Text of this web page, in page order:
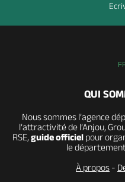
QUI
Nous sommes l’agence
l’attractivité de l’Anjou,
RSE, guide officielpour
le
À propos -